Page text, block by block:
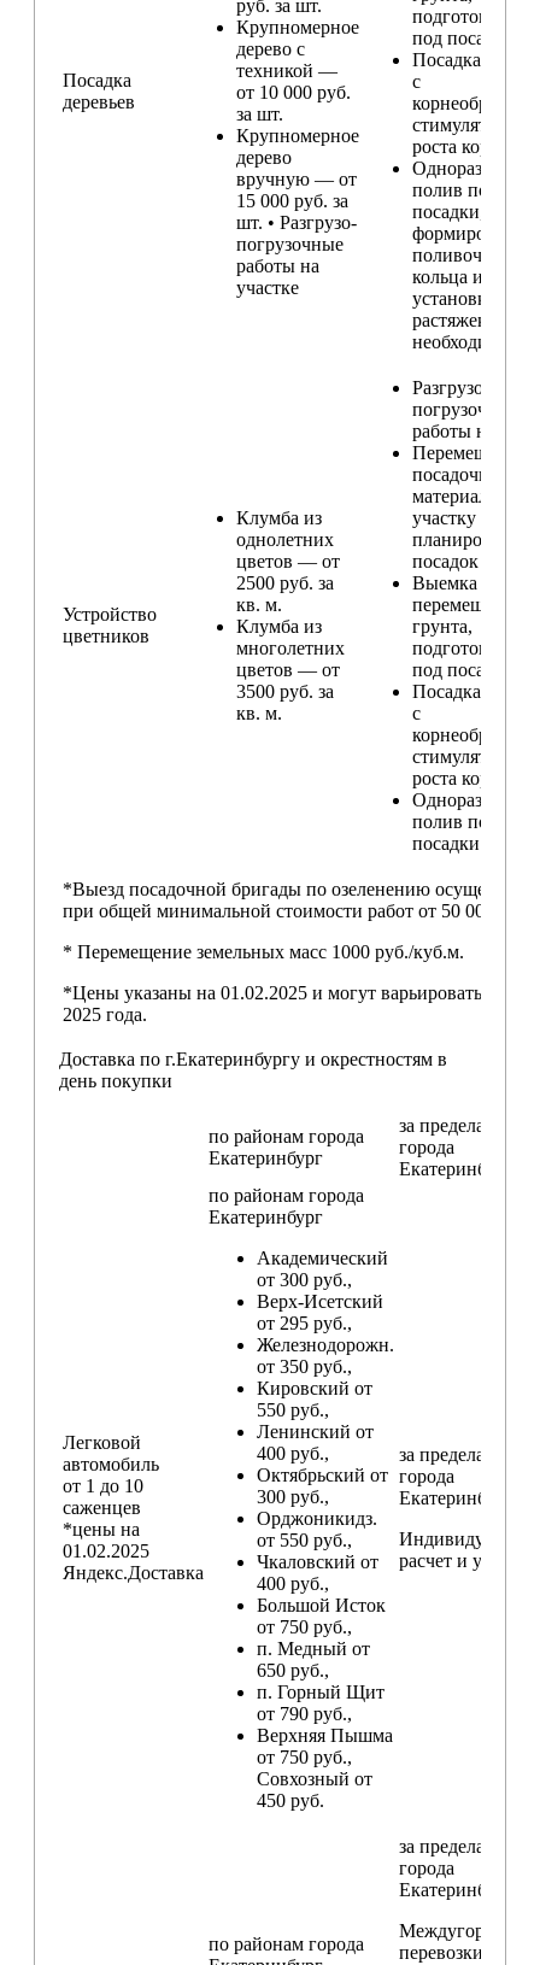
Посадка
деревьев
руб. за шт.
Крупномерное
дерево с
техникой —
от 10 000 руб.
за шт.
Крупномерное
дерево
вручную — от
15 000 руб. за
шт. • Разгрузо-
погрузочные
работы на
участке
подготовка
под посадку
Посадка
с
стимулятором
роста корней
Одноразовый
полив после
посадки,
формирование
поливочного
кольца и
установка
растяжек (при
Устройство
цветников
Клумба из
однолетних
цветов — от
2500 руб. за
кв. м.
Клумба из
многолетних
цветов — от
3500 руб. за
кв. м.
Разгрузо-
погрузочные
работы на
Перемещение
посадочного
материала по
участку и
планирование
посадок
Выемка и
перемещение
грунта,
подготовка
под посадку
Посадка
с
стимулятором
роста корней
Одноразовый
полив после
посадки
*Выезд посадочной бригады по озеленению
при общей минимальной стоимости работ от 50 000,00
* Перемещение земельных масс 1000 руб./куб.м.
*Цены указаны на 01.02.2025 и могут варьироваться
2025 года.
Доставка по г.Екатеринбургу и окрестностям в
день покупки
по районам города
Екатеринбург
за пределами
города
Екатеринбург
Легковой
автомобиль
от 1 до 10
саженцев
*цены на
01.02.2025
Яндекс.Доставка
по районам города
Екатеринбург
Академический
от 300 руб.,
Верх-Исетский
от 295 руб.,
Железнодорожн.
от 350 руб.,
Кировский от
550 руб.,
Ленинский от
400 руб.,
Октябрьский от
300 руб.,
Орджоникидз.
от 550 руб.,
Чкаловский от
400 руб.,
Большой Исток
от 750 руб.,
п. Медный от
650 руб.,
п. Горный Щит
от 790 руб.,
Верхняя Пышма
от 750 руб.,
Совхозный от
450 руб.
за пределами
города
Екатеринбург
расчет и условия
по районам города
за пределами
города
Екатеринбург
Междугородние
перевозки